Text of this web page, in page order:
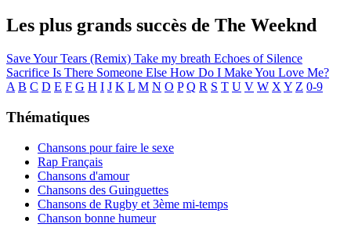
Les plus grands succès de The Weeknd
Save Your Tears (Remix) Take my breath Echoes of Silence
Sacrifice Is There Someone Else How Do I Make You Love Me?
A B C D E F G H I J K L M N O P Q R S T U V W X Y Z 0-9
Thématiques
Chansons pour faire le sexe
Rap Français
Chansons d'amour
Chansons des Guinguettes
Chansons de Rugby et 3ème mi-temps
Chanson bonne humeur